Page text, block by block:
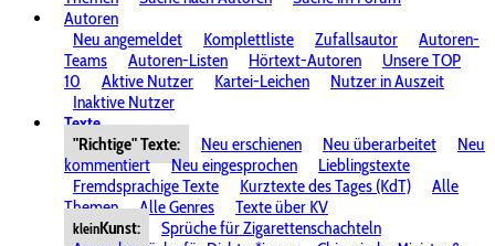
Autoren
Neu angemeldet
Komplettliste Zufallsautor
Autoren-
Teams
Autoren-Listen Hörtext-Autoren
Unsere TOP
10
Aktive Nutzer Kartei-Leichen
Nutzer in Auszeit
Inaktive Nutzer
Texte
"Richtige" Texte:
Neu erschienen Neu überarbeitet
Neu
kommentiert
Neu eingesprochen
Lieblingstexte
Fremdsprachige Texte
Kurztexte des Tages (KdT)
Alle
Themen
Alle Genres Texte über KV
kleinKunst:
Sprüche für Zigarettenschachteln